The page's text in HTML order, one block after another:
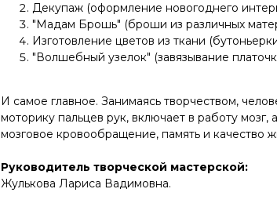
Декупаж (оформление новогоднего
"Мадам Брошь" (броши из различных
Изготовление цветов из ткани
"Волшебный узелок" (завязывание
И самое главное. Занимаясь творчеством,
моторику пальцев рук, включает в работу мозг,
мозговое кровообращение, память и качество
Руководитель творческой мастерской:
Жулькова Лариса Вадимовна.